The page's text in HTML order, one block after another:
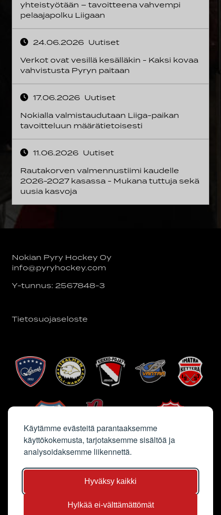
Käytämme evästeitä parantaaksemme
käyttökokemusta, tarjotaksemme sisältöä ja
analysoidaksemme liikennettä.
Hyväksy kaikki
Hylkää ei-välttämättömät
yhteistyötään – tavoitteena vahvempi
pelaajapolku Liigaan
24.06.2026 Uutiset
Verkot ovat vesillä kesälläkin - Kaksi kovaa
vahvistusta Pyryn paitaan
17.06.2026 Uutiset
Nokialla valmistaudutaan Liiga-paikan
tavoitteluun määrätietoisesti
11.06.2026 Uutiset
Rautakorven valmennustiimi kaudelle
2026-2027 kasassa - Mukana tuttuja sekä
uusia kasvoja
Nokian Pyry Hockey Oy
info@pyryhockey.com
Y-tunnus: 2567848-3
Tietosuojaseloste